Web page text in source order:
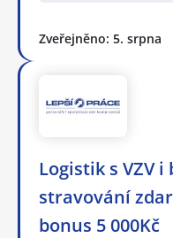
Zveřejněno: 5. srpna
Logistik s VZV i
stravování
bonus 5 000Kč